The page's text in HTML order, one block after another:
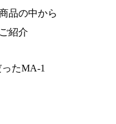
品の中から
紹介
たMA-1